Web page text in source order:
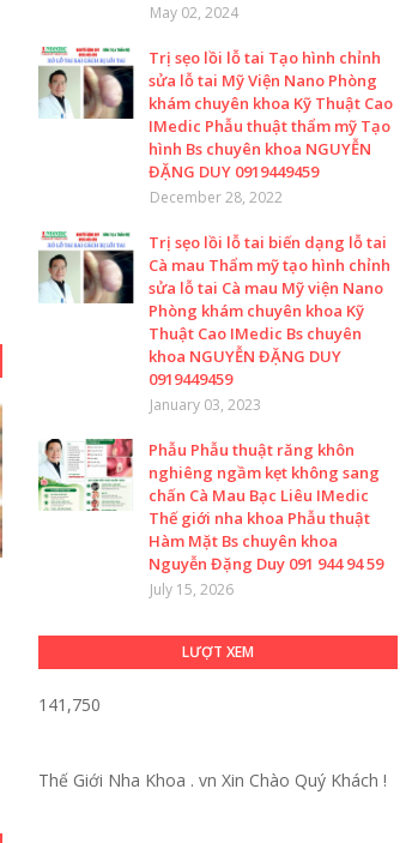
May 02, 2024
Trị sẹo lồi lỗ tai Tạo hình chỉnh
sửa lỗ tai Mỹ Viện Nano Phòng
khám chuyên khoa Kỹ Thuật Cao
IMedic Phẫu thuật thẩm mỹ Tạo
hình Bs chuyên khoa NGUYỄN
ĐẶNG DUY 0919449459
December 28, 2022
Trị sẹo lồi lỗ tai biến dạng lỗ tai
Cà mau Thẩm mỹ tạo hình chỉnh
sửa lỗ tai Cà mau Mỹ viện Nano
Phòng khám chuyên khoa Kỹ
Thuật Cao IMedic Bs chuyên
khoa NGUYỄN ĐẶNG DUY
0919449459
January 03, 2023
Phẫu Phẫu thuật răng khôn
nghiêng ngầm kẹt không sang
chấn Cà Mau Bạc Liêu IMedic
Thế giới nha khoa Phẫu thuật
Hàm Mặt Bs chuyên khoa
Nguyễn Đặng Duy 091 944 94 59
July 15, 2026
LƯỢT XEM
141,750
Thế Giới Nha Khoa . vn Xin Chào Quý Khách !